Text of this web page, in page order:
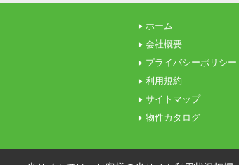
ホーム
会社概要
プライバシーポリシー
利用規約
サイトマップ
物件カタログ